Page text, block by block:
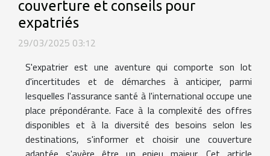
couverture et conseils pour
expatriés
29/03/2025 03:12
S'expatrier est une aventure qui comporte son lot
d'incertitudes et de démarches à anticiper, parmi
lesquelles l'assurance santé à l'international occupe une
place prépondérante. Face à la complexité des offres
disponibles et à la diversité des besoins selon les
destinations, s'informer et choisir une couverture